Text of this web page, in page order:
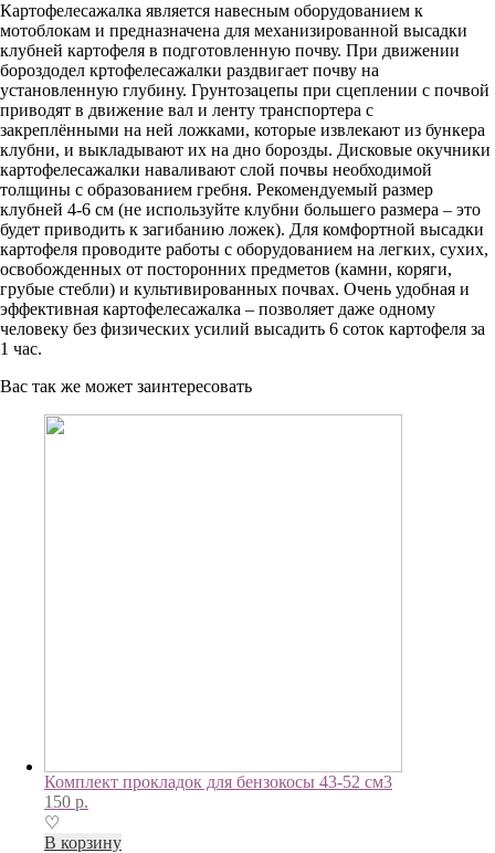
Картофелесажалка является навесным оборудованием к
мотоблокам и предназначена для механизированной высадки
клубней картофеля в подготовленную почву. При движении
бороздодел кртофелесажалки раздвигает почву на
установленную глубину. Грунтозацепы при сцеплении с почвой
приводят в движение вал и ленту транспортера с
закреплёнными на ней ложками, которые извлекают из бункера
клубни, и выкладывают их на дно борозды. Дисковые окучники
картофелесажалки наваливают слой почвы необходимой
толщины с образованием гребня. Рекомендуемый размер
клубней 4-6 см (не используйте клубни большего размера – это
будет приводить к загибанию ложек). Для комфортной высадки
картофеля проводите работы с оборудованием на легких, сухих,
освобожденных от посторонних предметов (камни, коряги,
грубые стебли) и культивированных почвах. Очень удобная и
эффективная картофелесажалка – позволяет даже одному
человеку без физических усилий высадить 6 соток картофеля за
1 час.
Вас так же может заинтересовать
Комплект прокладок для бензокосы 43-52 см3
150 р.
♡
В корзину